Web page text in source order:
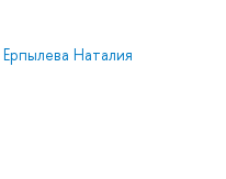
Ерпылева Наталия